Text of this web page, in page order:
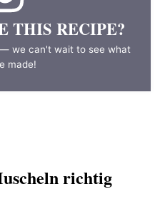
THIS RECIPE?
we can't wait to see what
made!
richtig